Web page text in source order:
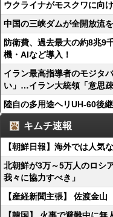
ウクライナがモスクワに向
中国の三峡ダムが全開放流
防衛費、過去最大の約8兆9
機・AIなど導入！
イラン最高指導者のモジタ
い」…イラン大統領「意思
陸自の多用途ヘリUH-60後
キムチ速報
【朝鮮日報】海外では人
北朝鮮が3万～5万人のロシ
我々に協力すべき」
【産経新聞主張】 佐渡金